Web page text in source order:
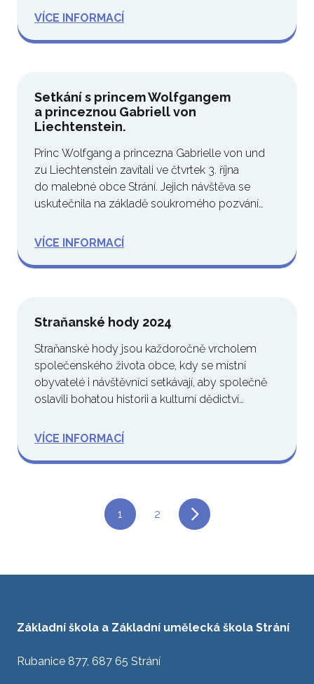
VÍCE INFORMACÍ
Setkání s princem Wolfgangem
a princeznou Gabriell von
Liechtenstein.
Princ Wolfgang a princezna Gabrielle von und
zu Liechtenstein zavítali ve čtvrtek 3. října
do malebné obce Strání. Jejich návštěva se
uskutečnila na základě soukromého pozvání…
VÍCE INFORMACÍ
Straňanské hody 2024
Straňanské hody jsou každoročně vrcholem
společenského života obce, kdy se místní
obyvatelé i návštěvníci setkávají, aby společně
oslavili bohatou historii a kulturní dědictví…
VÍCE INFORMACÍ
1 2
Základní škola a Základní umělecká škola Strání
Rubanice 877, 687 65 Strání